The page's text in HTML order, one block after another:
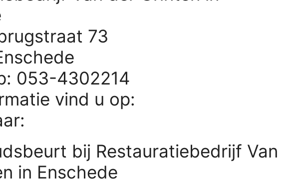
73
053-4302214
vind u op:
bij Restauratiebedrijf Van
in Enschede